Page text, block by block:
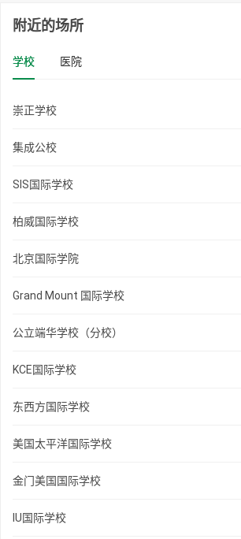
附近的场所
学校 医院
崇正学校
集成公校
SIS国际学校
柏威国际学校
北京国际学院
Grand Mount 国际学校
公立端华学校（分校）
KCE国际学校
东西方国际学校
美国太平洋国际学校
金门美国国际学校
IU国际学校